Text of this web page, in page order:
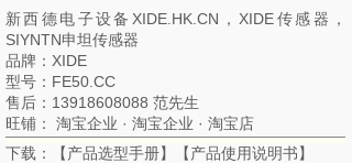
新西德电子设备 XIDE.HK.CN ，XIDE传感器，
SIYNTN申坦传感器
品牌：XIDE
型号：FE50.CC
售后：13918608088 范先生
旺铺： 淘宝企业 · 淘宝企业 · 淘宝店
下载：【产品选型手册】【产品使用说明书】